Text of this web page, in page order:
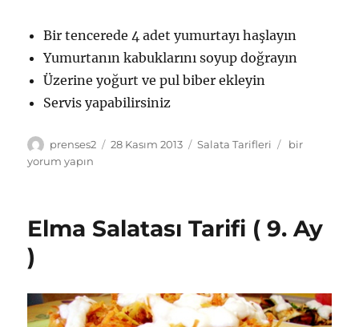
Bir tencerede 4 adet yumurtayı haşlayın
Yumurtanın kabuklarını soyup doğrayın
Üzerine yoğurt ve pul biber ekleyin
Servis yapabilirsiniz
Yazar
prenses2
Yayın
28 Kasım 2013 Kategoriler
Salata Tarifleri
Kolay
bir
yorum yapın
Elma Salatası Tarifi ( 9. Ay
)